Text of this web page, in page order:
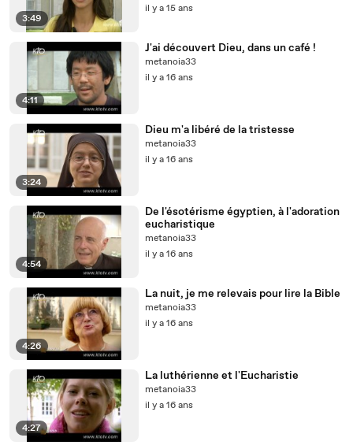
3:49
il y a 15 ans
4:11
J'ai découvert Dieu, dans un café !
metanoia33
il y a 16 ans
3:24
Dieu m'a libéré de la tristesse
metanoia33
il y a 16 ans
4:54
De l'ésotérisme égyptien, à l'adoration
eucharistique
metanoia33
il y a 16 ans
4:26
La nuit, je me relevais pour lire la Bible
metanoia33
il y a 16 ans
4:27
La luthérienne et l'Eucharistie
metanoia33
il y a 16 ans